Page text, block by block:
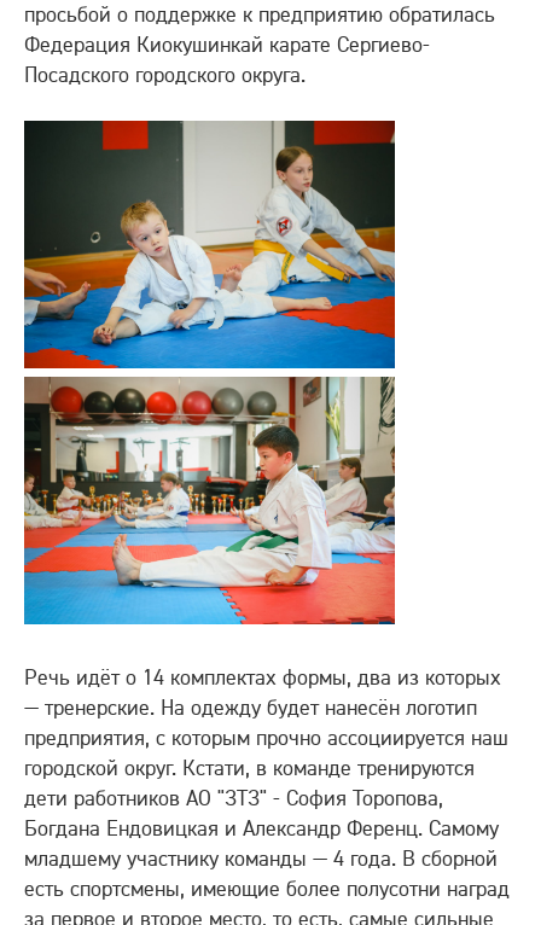
просьбой о поддержке к предприятию обратилась
Федерация Киокушинкай карате Сергиево-
Посадского городского округа.
Речь идёт о 14 комплектах формы, два из которых
— тренерские. На одежду будет нанесён логотип
предприятия, с которым прочно ассоциируется наш
городской округ. Кстати, в команде тренируются
дети работников АО "ЗТЗ" - София Торопова,
Богдана Ендовицкая и Александр Ференц. Самому
младшему участнику команды — 4 года. В сборной
есть спортсмены, имеющие более полусотни наград
за первое и второе место, то есть, самые сильные